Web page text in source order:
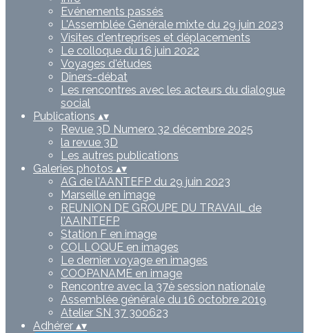
Evénements passés
L'Assemblée Générale mixte du 29 juin 2023
Visites d'entreprises et déplacements
Le colloque du 16 juin 2022
Voyages d'études
Dîners-débat
Les rencontres avec les acteurs du dialogue
social
Publications ▴▾
Revue 3D Numero 32 décembre 2025
la revue 3D
Les autres publications
Galeries photos ▴▾
AG de l'AANTEFP du 29 juin 2023
Marseille en image
REUNION DE GROUPE DU TRAVAIL de
l'AAINTEFP
Station F en image
COLLOQUE en images
Le dernier voyage en images
COOPANAME en image
Rencontre avec la 37è session nationale
Assemblée générale du 16 octobre 2019
Atelier SN 37 300623
Adhérer ▴▾